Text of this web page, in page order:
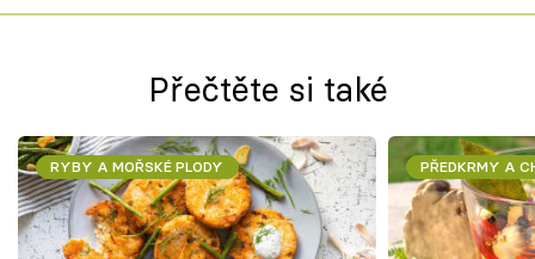
Přečtěte si také
RYBY A MOŘSKÉ PLODY PŘEDKRMY A